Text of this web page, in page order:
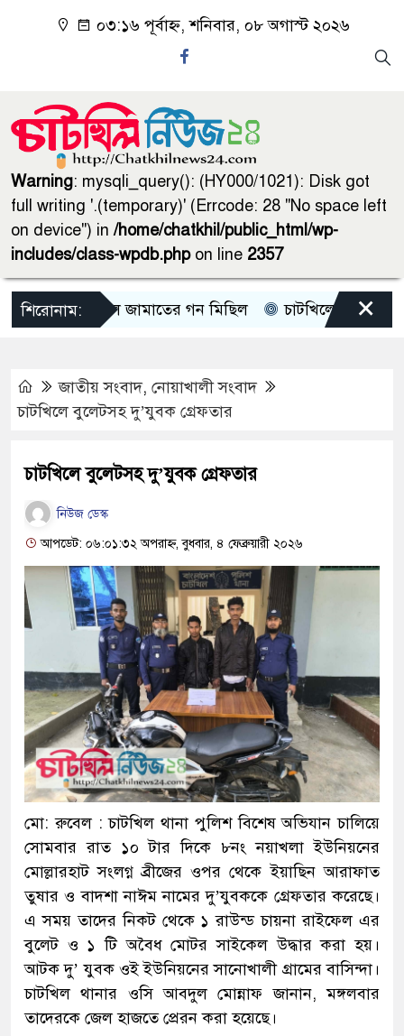
০৩:১৬ পূর্বাহ্ন, শনিবার, ০৮ অগাস্ট ২০২৬
Warning: mysqli_query(): (HY000/1021): Disk got
full writing '.(temporary)' (Errcode: 28 "No space left
on device") in/home/chatkhil/public_html/wp-
includes/class-wpdb.phpon line 2357
শিরোনাম:
চাটখিলে জামাতের গন মিছিল চাটখিলে পানিতে ডুবে
×
জাতীয় সংবাদ, নোয়াখালী সংবাদ
চাটখিলে বুলেটসহ দু’যুবক গ্রেফতার
চাটখিলে বুলেটসহ দু’যুবক গ্রেফতার
নিউজ ডেস্ক
আপডেট: ০৬:০১:৩২ অপরাহ্ন, বুধবার, ৪ ফেব্রুয়ারী ২০২৬
মো: রুবেল : চাটখিল থানা পুলিশ বিশেষ অভিযান চালিয়ে
সোমবার রাত ১০ টার দিকে ৮নং নয়াখলা ইউনিয়নের
মোল্লারহাট সংলগ্ন ব্রীজের ওপর থেকে ইয়াছিন আরাফাত
তুষার ও বাদশা নাঈম নামের দু’যুবককে গ্রেফতার করেছে।
এ সময় তাদের নিকট থেকে ১ রাউন্ড চায়না রাইফেল এর
বুলেট ও ১ টি অবৈধ মোটর সাইকেল উদ্ধার করা হয়।
আটক দু’ যুবক ওই ইউনিয়নের সানোখালী গ্রামের বাসিন্দা।
চাটখিল থানার ওসি আবদুল মোন্নাফ জানান, মঙ্গলবার
তাদেরকে জেল হাজতে প্রেরন করা হয়েছে।